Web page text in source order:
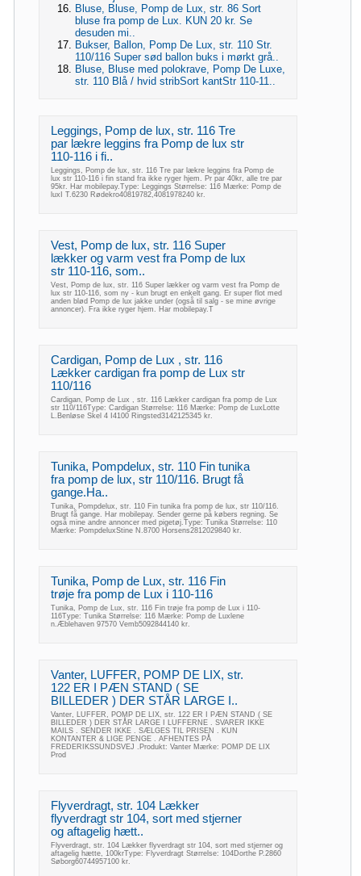
Bluse, Bluse, Pomp de Lux, str. 86 Sort
bluse fra pomp de Lux. KUN 20 kr. Se
desuden mi..
Bukser, Ballon, Pomp De Lux, str. 110 Str.
110/116 Super sød ballon buks i mørkt grå..
Bluse, Bluse med polokrave, Pomp De Luxe,
str. 110 Blå / hvid stribSort kantStr 110-11..
Leggings, Pomp de lux, str. 116 Tre
par lækre leggins fra Pomp de lux str
110-116 i fi..
Leggings, Pomp de lux, str. 116 Tre par lækre leggins fra Pomp de
lux str 110-116 i fin stand fra ikke ryger hjem. Pr par 40kr, alle tre par
95kr. Har mobilepay.Type: Leggings Størrelse: 116 Mærke: Pomp de
luxI T.6230 Rødekro40819782,4081978240 kr.
Vest, Pomp de lux, str. 116 Super
lækker og varm vest fra Pomp de lux
str 110-116, som..
Vest, Pomp de lux, str. 116 Super lækker og varm vest fra Pomp de
lux str 110-116, som ny - kun brugt en enkelt gang. Er super flot med
anden blød Pomp de lux jakke under (også til salg - se mine øvrige
annoncer). Fra ikke ryger hjem. Har mobilepay.T
Cardigan, Pomp de Lux , str. 116
Lækker cardigan fra pomp de Lux str
110/116
Cardigan, Pomp de Lux , str. 116 Lækker cardigan fra pomp de Lux
str 110/116Type: Cardigan Størrelse: 116 Mærke: Pomp de LuxLotte
L.Benløse Skel 4 I4100 Ringsted3142125345 kr.
Tunika, Pompdelux, str. 110 Fin tunika
fra pomp de lux, str 110/116. Brugt få
gange.Ha..
Tunika, Pompdelux, str. 110 Fin tunika fra pomp de lux, str 110/116.
Brugt få gange. Har mobilepay. Sender gerne på købers regning. Se
også mine andre annoncer med pigetøj.Type: Tunika Størrelse: 110
Mærke: PompdeluxStine N.8700 Horsens2812029840 kr.
Tunika, Pomp de Lux, str. 116 Fin
trøje fra pomp de Lux i 110-116
Tunika, Pomp de Lux, str. 116 Fin trøje fra pomp de Lux i 110-
116Type: Tunika Størrelse: 116 Mærke: Pomp de Luxlene
n.Æblehaven 97570 Vemb5092844140 kr.
Vanter, LUFFER, POMP DE LIX, str.
122 ER I PÆN STAND ( SE
BILLEDER ) DER STÅR LARGE I..
Vanter, LUFFER, POMP DE LIX, str. 122 ER I PÆN STAND ( SE
BILLEDER ) DER STÅR LARGE I LUFFERNE . SVARER IKKE
MAILS . SENDER IKKE . SÆLGES TIL PRISEN . KUN
KONTANTER & LIGE PENGE . AFHENTES PÅ
FREDERIKSSUNDSVEJ .Produkt: Vanter Mærke: POMP DE LIX
Prod
Flyverdragt, str. 104 Lækker
flyverdragt str 104, sort med stjerner
og aftagelig hætt..
Flyverdragt, str. 104 Lækker flyverdragt str 104, sort med stjerner og
aftagelig hætte, 100krType: Flyverdragt Størrelse: 104Dorthe P.2860
Søborg60744957100 kr.